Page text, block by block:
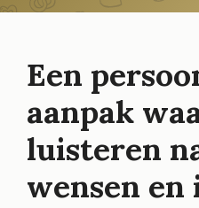
Een
aanpak
luisteren
wensen en